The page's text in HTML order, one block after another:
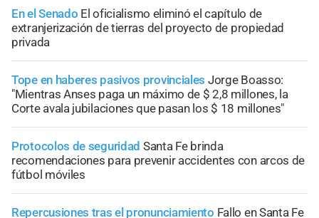
En el Senado El oficialismo eliminó el capítulo de
extranjerización de tierras del proyecto de propiedad
privada
Tope en haberes pasivos provinciales Jorge Boasso:
"Mientras Anses paga un máximo de $ 2,8 millones, la
Corte avala jubilaciones que pasan los $ 18 millones"
Protocolos de seguridad Santa Fe brinda
recomendaciones para prevenir accidentes con arcos de
fútbol móviles
Repercusiones tras el pronunciamiento Fallo en Santa Fe